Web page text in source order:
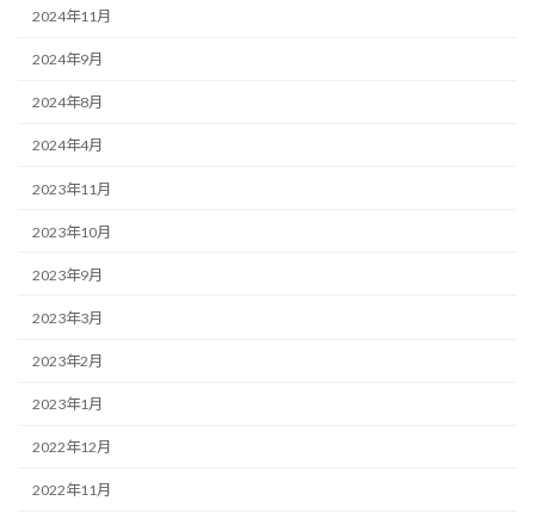
2024年11月
2024年9月
2024年8月
2024年4月
2023年11月
2023年10月
2023年9月
2023年3月
2023年2月
2023年1月
2022年12月
2022年11月